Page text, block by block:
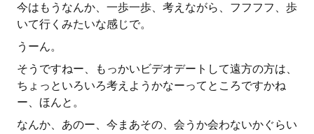
今はもうなんか、一歩一歩、考えながら、フフフフ、歩
いて行くみたいな感じで。
うーん。
そうですねー、もっかいビデオデートして遠方の方は、
ちょっといろいろ考えようかなーってところですかね
ー、ほんと。
なんか、あのー、今まあその、会うか会わないかぐらい